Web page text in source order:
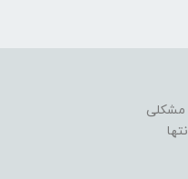
مشکلی